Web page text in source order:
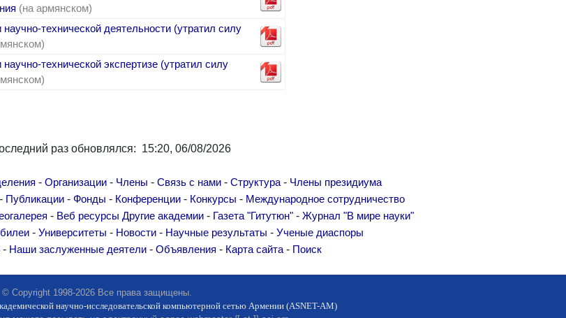
(на армянском)
научно-технической деятельности (утратил силу
технической экспертизе (утратил силу
раз обновлялся: 15:20, 06/08/2026
- Организации - Члены - Связь с нами - Структура - Члены президиума
- Публикации - Фонды - Конференции - Конкурсы - Международное сотрудничество
- Веб ресурсы Другие академии - Газета "Гитутюн" - Журнал "В мире науки"
- Университеты - Новости- Научные результаты - Ученые диаспоры
- Наши заслуженные деятели - Объявления - Карта сайта - Поиск
© Copyright 1998-2026 Все права защищены.
научно-исследовательской компьютерной сетью Армении (ASNET-AM)